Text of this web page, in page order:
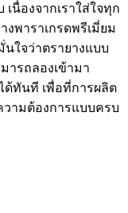
นื่องจากเราใส่ใจทุก
งพาราเกรดพรีเมี่ยม
ใจว่าตรายางแบบ
ารถลองเข้ามา
ทันที เพื่อที่การผลิต
ามต้องการแบบครบ